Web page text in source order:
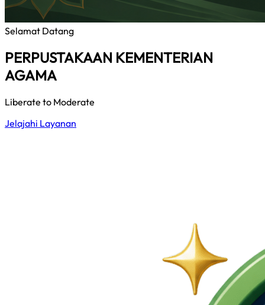
Selamat Datang
PERPUSTAKAAN KEMENTERIAN
AGAMA
Liberate to Moderate
Jelajahi Layanan